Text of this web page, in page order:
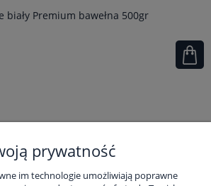
biały Premium bawełna 500gr
prywatność
im technologie umożliwiają poprawne